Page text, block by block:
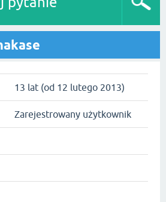
13 lat (od 12 lutego 2013)
Zarejestrowany użytkownik